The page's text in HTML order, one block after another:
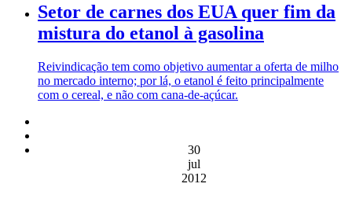
Setor de carnes dos EUA quer fim da
mistura do etanol à gasolina
Reivindicação tem como objetivo aumentar a oferta de milho
no mercado interno; por lá, o etanol é feito principalmente
com o cereal, e não com cana-de-açúcar.
30
jul
2012